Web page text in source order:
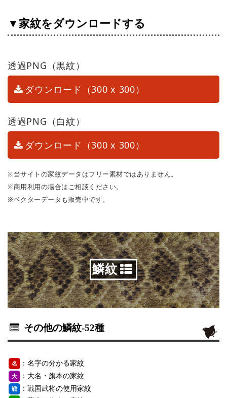
▼家紋をダウンロードする
透過PNG（黒紋）
ダウンロード（300 x 300）
透過PNG（白紋）
ダウンロード（300 x 300）
※当サイトの家紋データはフリー素材ではありません。
※商用利用の場合はご相談ください。
※ベクターデータも販売中です。
鱗紋
その他の鱗紋-52種
名 ：名字の分かる家紋
大 ：大名・旗本の家紋
戦 ：戦国武将の使用家紋